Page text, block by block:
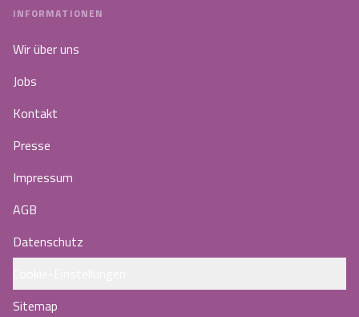
INFORMATIONEN
Wir über uns
Jobs
Kontakt
Presse
Impressum
AGB
Datenschutz
Sitemap